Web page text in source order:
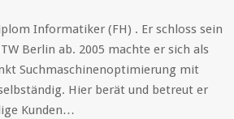
Informatiker (FH) . Er schloss sein
Berlin ab. 2005 machte er sich als
Suchmaschinenoptimierung mit
Hier berät und betreut er
Kunden…